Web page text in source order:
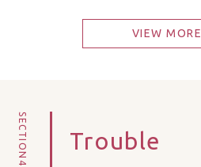
VIEW MORE
Trouble
SECTION4